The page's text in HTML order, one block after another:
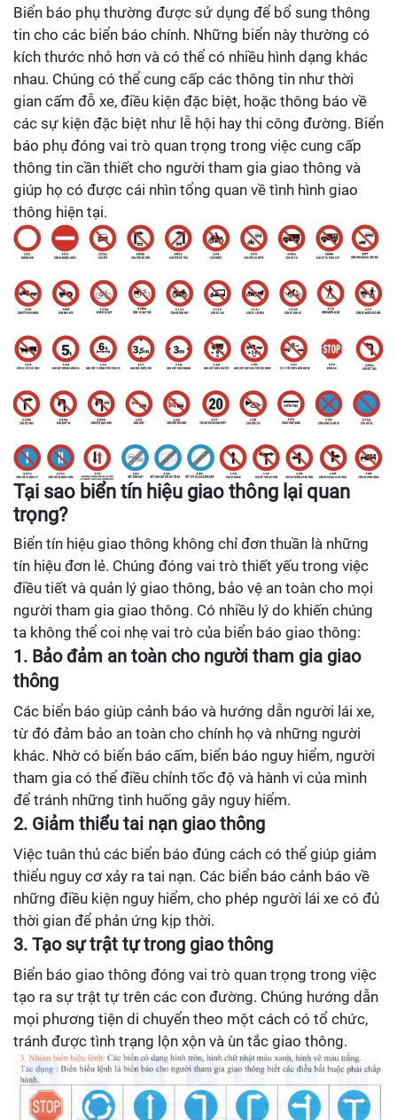
Biển báo phụ thường được sử dụng để bổ sung thông
tin cho các biển báo chính. Những biển này thường có
kích thước nhỏ hơn và có thể có nhiều hình dạng khác
nhau. Chúng có thể cung cấp các thông tin như thời
gian cấm đỗ xe, điều kiện đặc biệt, hoặc thông báo về
các sự kiện đặc biệt như lễ hội hay thi công đường. Biển
báo phụ đóng vai trò quan trọng trong việc cung cấp
thông tin cần thiết cho người tham gia giao thông và
giúp họ có được cái nhìn tổng quan về tình hình giao
thông hiện tại.
Tại sao biển tín hiệu giao thông lại quan
trọng?
Biển tín hiệu giao thông không chỉ đơn thuần là những
tín hiệu đơn lẻ. Chúng đóng vai trò thiết yếu trong việc
điều tiết và quản lý giao thông, bảo vệ an toàn cho mọi
người tham gia giao thông. Có nhiều lý do khiến chúng
ta không thể coi nhẹ vai trò của biển báo giao thông:
1. Bảo đảm an toàn cho người tham gia giao
thông
Các biển báo giúp cảnh báo và hướng dẫn người lái xe,
từ đó đảm bảo an toàn cho chính họ và những người
khác. Nhờ có biển báo cấm, biển báo nguy hiểm, người
tham gia có thể điều chỉnh tốc độ và hành vi của mình
để tránh những tình huống gây nguy hiểm.
2. Giảm thiểu tai nạn giao thông
Việc tuân thủ các biển báo đúng cách có thể giúp giảm
thiểu nguy cơ xảy ra tai nạn. Các biển báo cảnh báo về
những điều kiện nguy hiểm, cho phép người lái xe có đủ
thời gian để phản ứng kịp thời.
3. Tạo sự trật tự trong giao thông
Biển báo giao thông đóng vai trò quan trọng trong việc
tạo ra sự trật tự trên các con đường. Chúng hướng dẫn
mọi phương tiện di chuyển theo một cách có tổ chức,
tránh được tình trạng lộn xộn và ùn tắc giao thông.